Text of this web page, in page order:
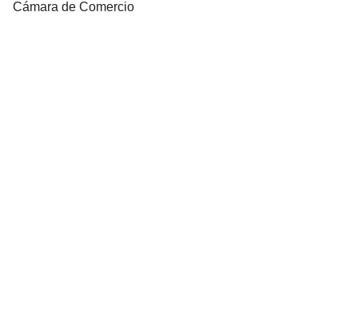
Cámara de Comercio